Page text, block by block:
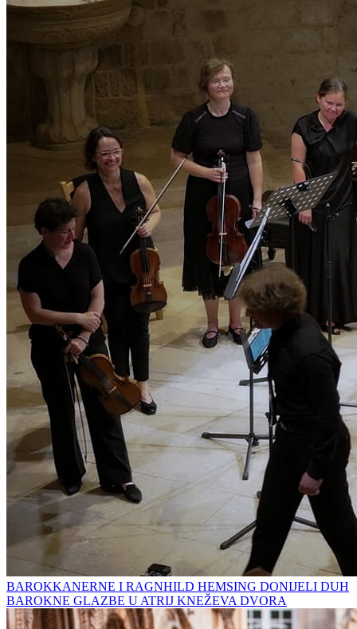
BAROKKANERNE I RAGNHILD HEMSING DONIJELI DUH
BAROKNE GLAZBE U ATRIJ KNEŽEVA DVORA